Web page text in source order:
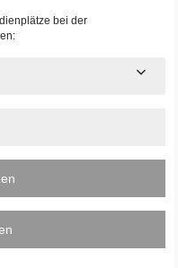
bei der